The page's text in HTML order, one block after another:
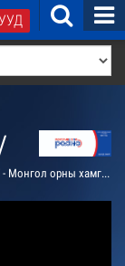
орны хамгийн хамгийн...